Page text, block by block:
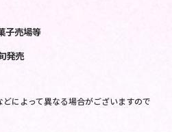
子売場等
発売
によって異なる場合がございますので